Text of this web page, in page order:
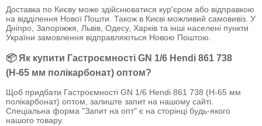
Доставка по Києву може здійснюватися кур'єром або відправкою
на відділення Нової Пошти. Також в Києві можливий самовивіз. У
Дніпро, Запоріжжя, Львів, Одесу, Харків та інші населені пункти
України замовлення відправляються Новою Поштою.
📦 Як купити Гастроємності GN 1/6 Hendi 861 738
(Н-65 мм полікарбонат) оптом?
Щоб придбати Гастроємності GN 1/6 Hendi 861 738 (Н-65 мм
полікарбонат) оптом, залиште запит на нашому сайті.
Спеціальна форма "Запит на опт" є на сторінці будь-якого
нашого товару.